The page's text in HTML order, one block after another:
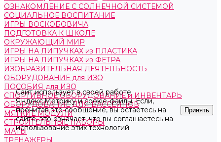
ОЗНАКОМЛЕНИЕ С СОЛНЕЧНОЙ СИСТЕМОЙ
СОЦИАЛЬНОЕ ВОСПИТАНИЕ
ИГРЫ ВОСКОБОВИЧА
ПОДГОТОВКА К ШКОЛЕ
ОКРУЖАЮЩИЙ МИР
ИГРЫ НА ЛИПУЧКАХ из ПЛАСТИКА
ИГРЫ НА ЛИПУЧКАХ из ФЕТРА
ИЗОБРАЗИТЕЛЬНАЯ ДЕЯТЕЛЬНОСТЬ
ОБОРУДОВАНИЕ для ИЗО
ПОСОБИЯ для ИЗО
СПОРТИВНОЕ ОБОРУДОВАНИЕ и ИНВЕНТАРЬ
ОБОРУДОВАНИЕ ДЛЯ БАССЕЙНОВ
МЯГКИЕ МОДУЛИ
СТРОИТЕЛЬНЫЕ НАБОРЫ
МАТЫ
ТРЕНАЖЕРЫ
Сайт использует в своей работе
Яндекс.Метрикуиcookie-файлы. Если,
прочитав это сообщение, вы остаетесь на
сайте, это означает, что вы соглашаетесь на
использование этих технологий.
Принять